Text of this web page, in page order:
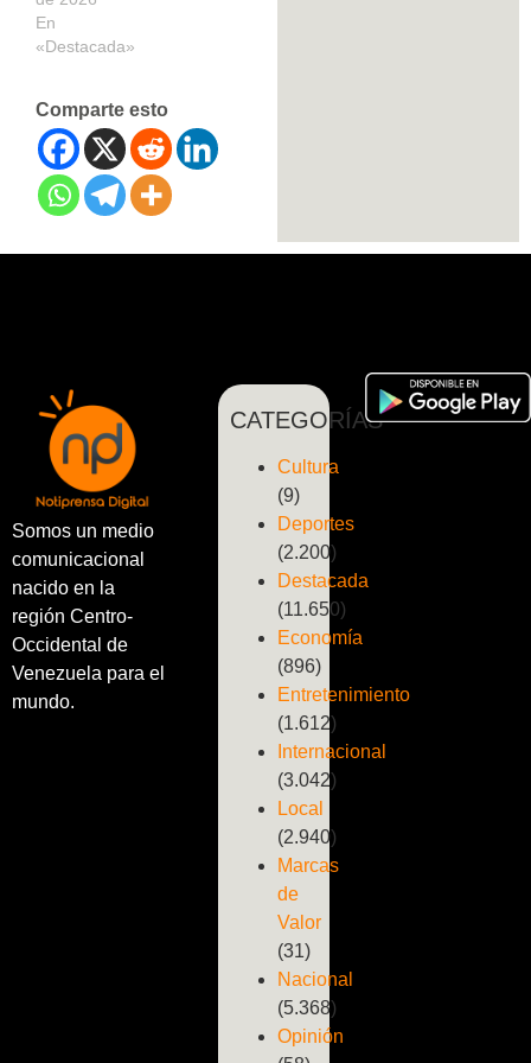
En
«Destacada»
Comparte esto
Somos un medio
comunicacional
nacido en la
región Centro-
Occidental de
Venezuela para el
mundo.
CATEGORÍAS
Cultura
(9)
Deportes
(2.200)
Destacada
(11.650)
Economía
(896)
Entretenimiento
(1.612)
Internacional
(3.042)
Local
(2.940)
Marcas
de
Valor
(31)
Nacional
(5.368)
Opinión